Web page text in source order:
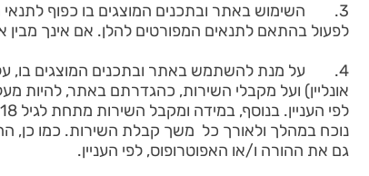
3. השימוש באתר ובתכנים המוצגים בו כפוף
לפעול בהתאם לתנאים המפורטים להלן. אם אינך
נוכח במהלך ולאורך כל משך קבלת השירות. כמו כן,
גם את ההורה ו/או האפוטרופוס, לפי העניין.